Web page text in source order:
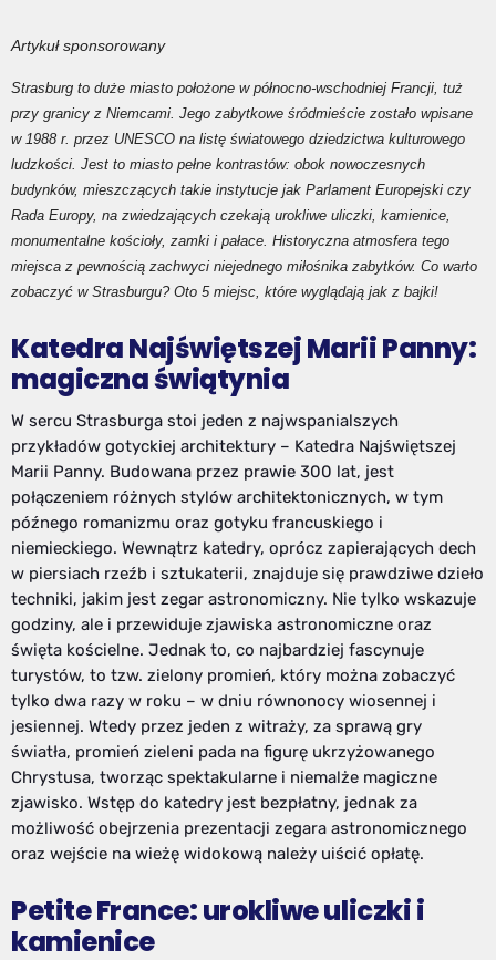
Artykuł sponsorowany
Strasburg to duże miasto położone w północno-wschodniej Francji, tuż
przy granicy z Niemcami. Jego zabytkowe śródmieście zostało wpisane
w 1988 r. przez UNESCO na listę światowego dziedzictwa kulturowego
ludzkości. Jest to miasto pełne kontrastów: obok nowoczesnych
budynków, mieszczących takie instytucje jak Parlament Europejski czy
Rada Europy, na zwiedzających czekają urokliwe uliczki, kamienice,
monumentalne kościoły, zamki i pałace. Historyczna atmosfera tego
miejsca z pewnością zachwyci niejednego miłośnika zabytków. Co warto
zobaczyć w Strasburgu? Oto 5 miejsc, które wyglądają jak z bajki!
Katedra Najświętszej Marii Panny:
magiczna świątynia
W sercu Strasburga stoi jeden z najwspanialszych
przykładów gotyckiej architektury – Katedra Najświętszej
Marii Panny. Budowana przez prawie 300 lat, jest
połączeniem różnych stylów architektonicznych, w tym
późnego romanizmu oraz gotyku francuskiego i
niemieckiego. Wewnątrz katedry, oprócz zapierających dech
w piersiach rzeźb i sztukaterii, znajduje się prawdziwe dzieło
techniki, jakim jest zegar astronomiczny. Nie tylko wskazuje
godziny, ale i przewiduje zjawiska astronomiczne oraz
święta kościelne. Jednak to, co najbardziej fascynuje
turystów, to tzw. zielony promień, który można zobaczyć
tylko dwa razy w roku – w dniu równonocy wiosennej i
jesiennej. Wtedy przez jeden z witraży, za sprawą gry
światła, promień zieleni pada na figurę ukrzyżowanego
Chrystusa, tworząc spektakularne i niemalże magiczne
zjawisko. Wstęp do katedry jest bezpłatny, jednak za
możliwość obejrzenia prezentacji zegara astronomicznego
oraz wejście na wieżę widokową należy uiścić opłatę.
Petite France: urokliwe uliczki i
kamienice